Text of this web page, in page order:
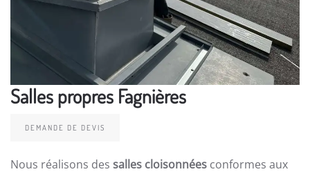
Salles propres Fagnières
DEMANDE DE DEVIS
Nous réalisons des salles cloisonnées conformes aux